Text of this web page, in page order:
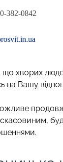
382-0842
хворих
Вашу